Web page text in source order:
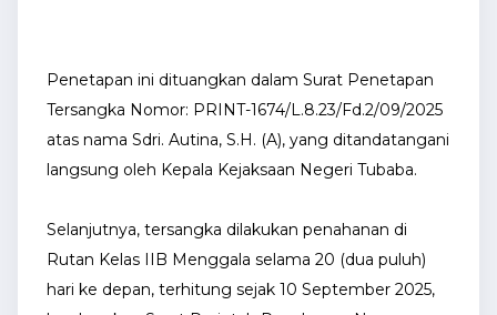
Penetapan ini dituangkan dalam Surat Penetapan
Tersangka Nomor: PRINT-1674/L.8.23/Fd.2/09/2025
atas nama Sdri. Autina, S.H. (A), yang ditandatangani
langsung oleh Kepala Kejaksaan Negeri Tubaba.
Selanjutnya, tersangka dilakukan penahanan di
Rutan Kelas IIB Menggala selama 20 (dua puluh)
hari ke depan, terhitung sejak 10 September 2025,